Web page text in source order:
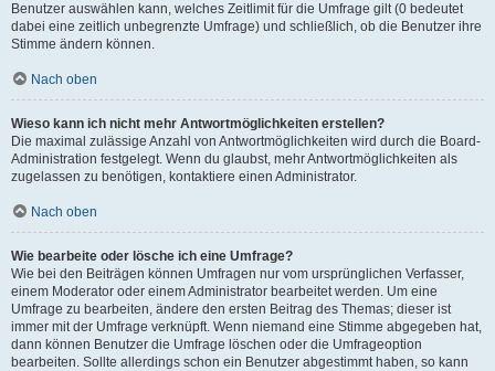
Benutzer auswählen kann, welches Zeitlimit für die Umfrage gilt (0 bedeutet
dabei eine zeitlich unbegrenzte Umfrage) und schließlich, ob die Benutzer ihre
Stimme ändern können.
Nach oben
Wieso kann ich nicht mehr Antwortmöglichkeiten erstellen?
Die maximal zulässige Anzahl von Antwortmöglichkeiten wird durch die Board-
Administration festgelegt. Wenn du glaubst, mehr Antwortmöglichkeiten als
zugelassen zu benötigen, kontaktiere einen Administrator.
Nach oben
Wie bearbeite oder lösche ich eine Umfrage?
Wie bei den Beiträgen können Umfragen nur vom ursprünglichen Verfasser,
einem Moderator oder einem Administrator bearbeitet werden. Um eine
Umfrage zu bearbeiten, ändere den ersten Beitrag des Themas; dieser ist
immer mit der Umfrage verknüpft. Wenn niemand eine Stimme abgegeben hat,
dann können Benutzer die Umfrage löschen oder die Umfrageoption
bearbeiten. Sollte allerdings schon ein Benutzer abgestimmt haben, so kann